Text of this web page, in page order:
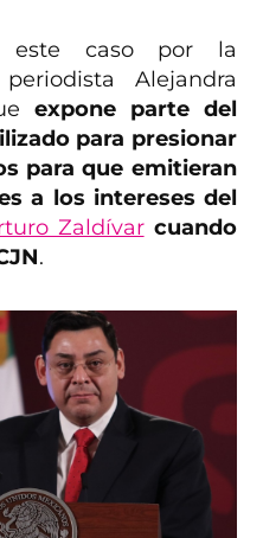
este caso por la
Alejandra
expone parte del
para presionar
para que emitieran
a los intereses del
Zaldívarcuando
.